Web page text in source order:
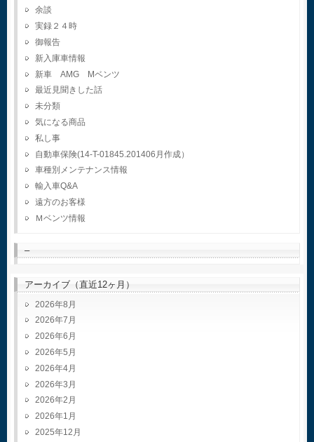
余談
実録２４時
御報告
新入庫車情報
新車 AMG Mベンツ
最近見聞きした話
未分類
気になる商品
私し事
自動車保険(14-T-01845.201406月作成）
車種別メンテナンス情報
輸入車Q&A
遠方のお客様
Ｍベンツ情報
–
アーカイブ（直近12ヶ月）
2026年8月
2026年7月
2026年6月
2026年5月
2026年4月
2026年3月
2026年2月
2026年1月
2025年12月